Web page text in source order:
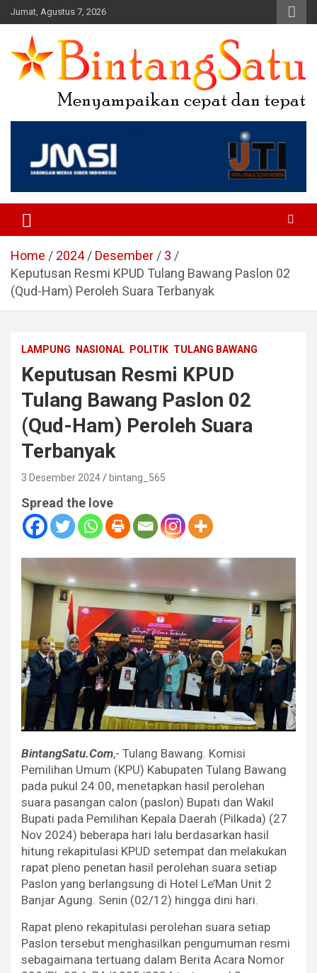
Skip
to
content
Jumat, Agustus 7, 2026
Portal Berita Nasional dan
Regional
Home 2024 Desember
3
Keputusan Resmi KPUD Tulang Bawang Paslon 02
(Qud-Ham) Peroleh Suara Terbanyak
LAMPUNG NASIONAL POLITIK TULANG BAWANG
Keputusan Resmi KPUD
Tulang Bawang Paslon 02
(Qud-Ham) Peroleh Suara
Terbanyak
3 Desember 2024 bintang_565
Spread the love
BintangSatu.Com,- Tulang Bawang. Komisi
Pemilihan Umum (KPU) Kabupaten Tulang Bawang
pada pukul 24:00, menetapkan hasil perolehan
suara pasangan calon (paslon) Bupati dan Wakil
Bupati pada Pemilihan Kepala Daerah (Pilkada) (27
Nov 2024) beberapa hari lalu berdasarkan hasil
hitung rekapitulasi KPUD setempat dan melakukan
rapat pleno penetan hasil perolehan suara setiap
Paslon yang berlangsung di Hotel Le’Man Unit 2
Banjar Agung. Senin (02/12) hingga dini hari.
Rapat pleno rekapitulasi perolehan suara setiap
Paslon tersebut menghasilkan pengumuman resmi
sebagaimana tertuang dalam Berita Acara Nomor